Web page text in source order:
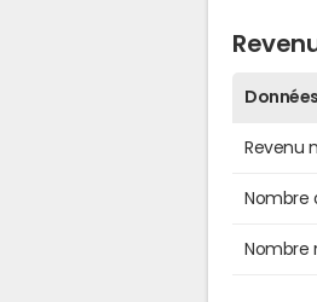
Revenu
Nombre
Nombre